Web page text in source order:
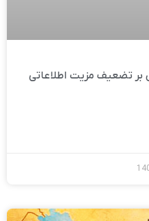
تضعیف مزیت اطلاعاتی